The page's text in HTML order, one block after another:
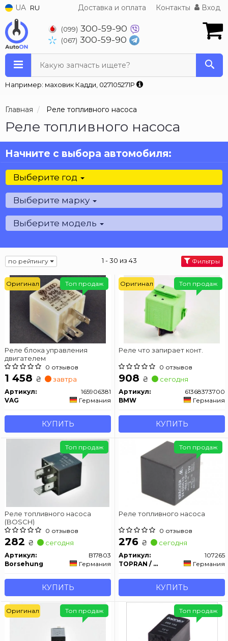
UA RU Доставка и оплата Контакты Вход
(099) 300-59-90
(067) 300-59-90
Какую запчасть ищете?
Например: маховик Кадди, 027105271P
Главная Реле топливного насоса
Реле топливного насоса
Начните с выбора автомобиля:
Выберите год
Выберите марку
Выберите модель
по рейтингу 1 - 30 из 43 Фильтры
Реле блока управления
двигателем
0 отзывов
1 458 ₴ завтра
Артикул:
165906381
VAG
Германия
КУПИТЬ
Топ продаж
Оригинал
Реле что запирает конт.
0 отзывов
908 ₴ сегодня
Артикул:
61368373700
BMW
Германия
КУПИТЬ
Топ продаж
Оригинал
Реле топливного насоса
(BOSCH)
0 отзывов
282 ₴ сегодня
Артикул:
B17803
Borsehung
Германия
КУПИТЬ
Топ продаж
Реле топливного насоса
0 отзывов
276 ₴ сегодня
Артикул:
107265
TOPRAN / HANS PRIES
Германия
КУПИТЬ
Топ продаж
Топ продаж
Оригинал Топ продаж